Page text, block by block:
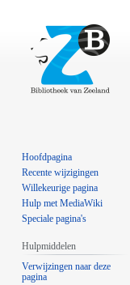
Hoofdpagina
Recente wijzigingen
Willekeurige pagina
Hulp met MediaWiki
Speciale pagina's
Hulpmiddelen
Verwijzingen naar deze
pagina